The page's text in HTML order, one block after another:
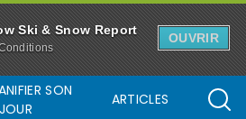
Ski & Snow Report
OUVRIR
SON
ARTICLES